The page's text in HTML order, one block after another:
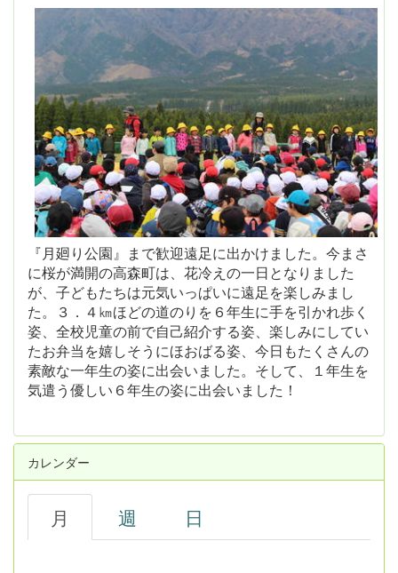
『月廻り公園』まで歓迎遠足に出かけました。今まさ
に桜が満開の高森町は、花冷えの一日となりました
が、子どもたちは元気いっぱいに遠足を楽しみまし
た。３．４㎞ほどの道のりを６年生に手を引かれ歩く
姿、全校児童の前で自己紹介する姿、楽しみにしてい
たお弁当を嬉しそうにほおばる姿、今日もたくさんの
素敵な一年生の姿に出会いました。そして、１年生を
気遣う優しい６年生の姿に出会いました！
カレンダー
月 週 日